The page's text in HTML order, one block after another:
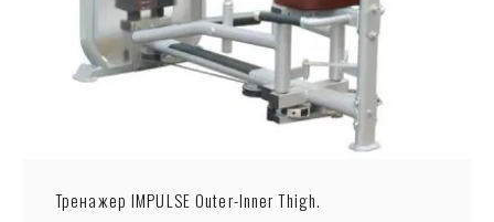
Тренажер IMPULSE Outer-Inner Thigh.